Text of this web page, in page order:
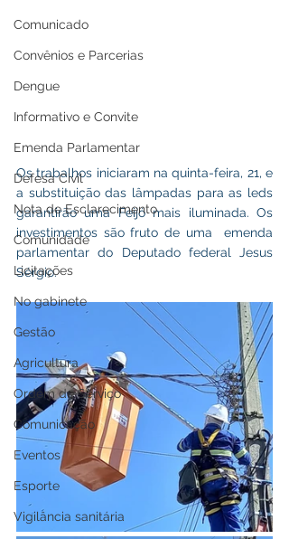
Comunicado
Convênios e Parcerias
Dengue
Informativo e Convite
Emenda Parlamentar
Defesa Civil
Nota de Esclarecimento
Comunidade
Licitações
No gabinete
Gestão
Agricultura
Ordem de Serviço
Comunicação
Eventos
Esporte
Vigilância sanitária
Os trabalhos iniciaram na quinta-feira, 21, e
a substituição das lâmpadas para as leds
garantirão uma Feijó mais iluminada. Os
investimentos são fruto de uma  emenda
parlamentar do Deputado federal Jesus
Sérgio.